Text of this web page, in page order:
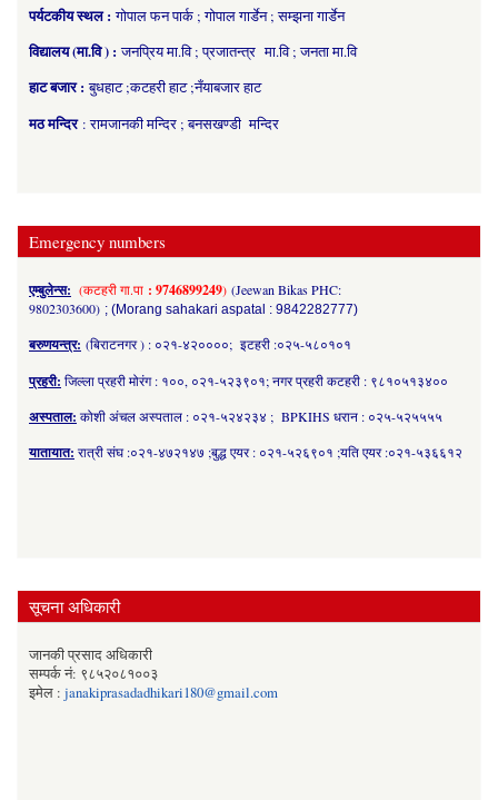
पर्यटकीय स्थल :गोपाल फन पार्क ; गोपाल गार्डेन ; सम्झना गार्डेन
विद्यालय (मा.वि ) :जनप्रिय मा.वि ; प्रजातन्त्र मा.वि ; जनता मा.वि
हाट बजार :बुधहाट ;कटहरी हाट ;नँयाबजार हाट
मठ मन्दिर : रामजानकी मन्दिर ; बनसखण्डी मन्दिर
Emergency numbers
एम्बुलेन्स: (कटहरी गा.पा : 9746899249) (Jeewan Bikas PHC:
9802303600) ; (Morang sahakari aspatal : 9842282777)
बरुणयन्त्र: (बिराटनगर ) : ०२१-४२००००; इटहरी :०२५-५८०१०१
प्रहरी: जिल्ला प्रहरी मोरंग : १००, ०२१-५२३९०१; नगर प्रहरी कटहरी : ९८१०५१३४००
अस्पताल: कोशी अंचल अस्पताल : ०२१-५२४२३४ ; BPKIHS धरान : ०२५-५२५५५५
यातायात: रात्री संघ :०२१-४७२१४७ ;बुद्ध एयर : ०२१-५२६९०१ ;यति एयर :०२१-५३६६१२
सूचना अधिकारी
जानकी प्रसाद अधिकारी
सम्पर्क नं: ९८५२०८१००३
इमेल : janakiprasadadhikari180@gmail.com